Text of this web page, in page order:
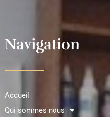
Navigation
Accueil
Qui sommes nous